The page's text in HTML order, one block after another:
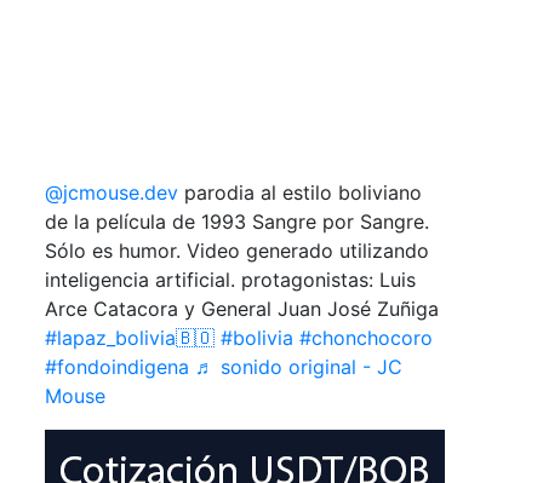
@jcmouse.dev parodia al estilo boliviano
de la película de 1993 Sangre por Sangre.
Sólo es humor. Video generado utilizando
inteligencia artificial. protagonistas: Luis
Arce Catacora y General Juan José Zuñiga
#lapaz_bolivia🇧🇴 #bolivia #chonchocoro
#fondoindigena ♬ sonido original - JC
Mouse